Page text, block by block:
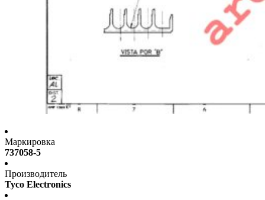
Маркировка
737058-5
Производитель
Tyco Electronics